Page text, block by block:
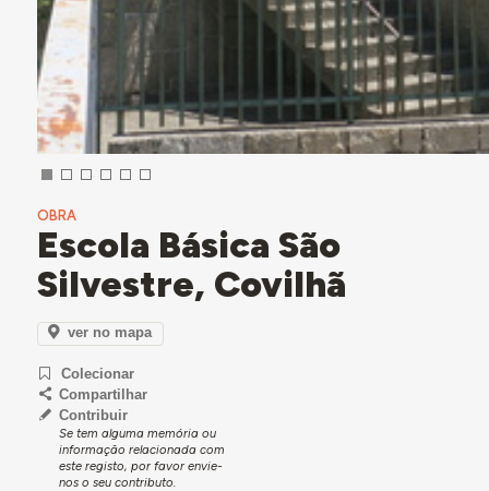
OBRA
Escola Básica São
Silvestre, Covilhã
ver no mapa
Colecionar
Compartilhar
Contribuir
Se tem alguma memória ou
informação relacionada com
este registo, por favor envie-
nos o seu contributo.